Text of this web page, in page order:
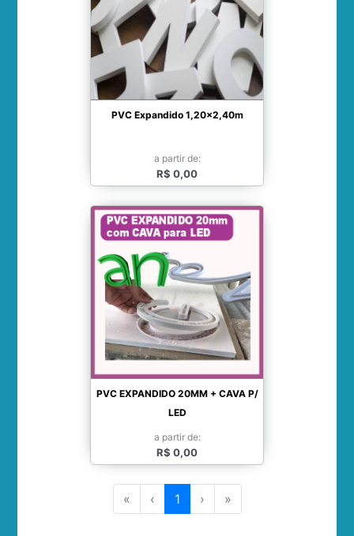
PVC Expandido 1,20x2,40m
a partir de:
R$ 0,00
PVC EXPANDIDO 20MM + CAVA P/
LED
a partir de:
R$ 0,00
« ‹ 1 › »